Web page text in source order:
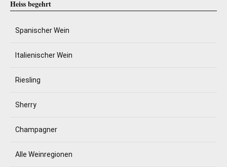
Heiss begehrt
Spanischer Wein
Italienischer Wein
Riesling
Sherry
Champagner
Alle Weinregionen